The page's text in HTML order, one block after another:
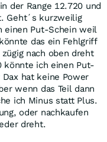
der Range 12.720 und
Geht´s kurzweilig
einen Put-Schein weil
das ein Fehlgriff
nach oben dreht
könnte ich einen Put-
hat keine Power
wenn das Teil dann
ich Minus statt Plus.
oder nachkaufen
dreht.